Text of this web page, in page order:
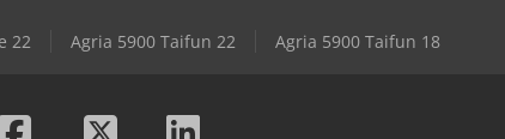
22 Agria 5900 Taifun 22 Agria 5900 Taifun 18